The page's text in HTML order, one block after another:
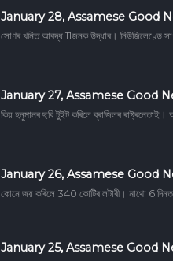
January 28, Assamese Good
সোণৰ খনিত আবদ্ধ 11জনক উদ্ধাৰ। নিউজিলেণ্ডে
January 27, Assamese Good
কিয় হনুমানৰ ছবি টুইট কৰিলে ব্ৰাজিলৰ ৰাষ্ট্ৰনেতাই।
January 26, Assamese Good
কোনে জয় কৰিলে 340 কোটিৰ লটাৰী। মাথো 6
January 25, Assamese Good